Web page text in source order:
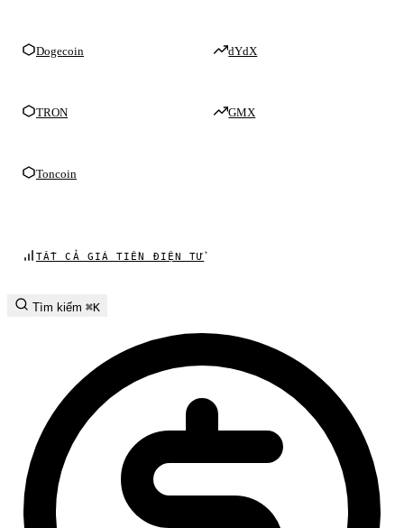
Dogecoin
TRON
Toncoin
dYdX
GMX
TẤT CẢ GIÁ TIỀN ĐIỆN TỬ
Tìm kiếm ⌘K